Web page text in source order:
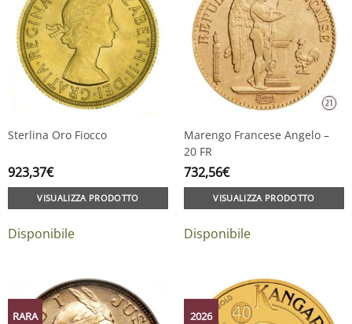
Sterlina Oro Fiocco
923,37€
VISUALIZZA PRODOTTO
Disponibile
Marengo Francese Angelo –
20 FR
732,56€
VISUALIZZA PRODOTTO
Disponibile
RARA 2026